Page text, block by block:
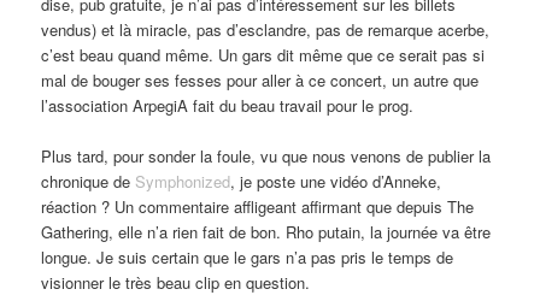
vendus) et là miracle, pas d’esclandre, pas de remarque acerbe,
c’est beau quand même. Un gars dit même que ce serait pas si
mal de bouger ses fesses pour aller à ce concert, un autre que
l’association ArpegiA fait du beau travail pour le prog.
Plus tard, pour sonder la foule, vu que nous venons de publier la
chronique de Symphonized, je poste une vidéo d’Anneke,
réaction ? Un commentaire affligeant affirmant que depuis The
Gathering, elle n’a rien fait de bon. Rho putain, la journée va être
longue. Je suis certain que le gars n’a pas pris le temps de
visionner le très beau clip en question.